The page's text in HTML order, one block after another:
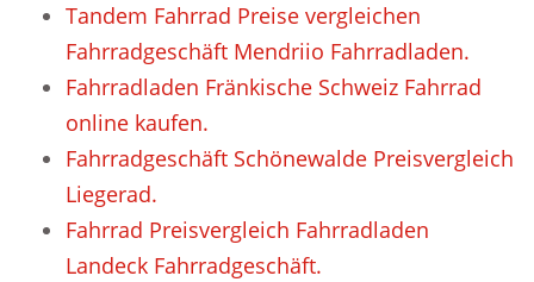
Tandem Fahrrad Preise vergleichen
Fahrradgeschäft Mendriio Fahrradladen.
Fahrradladen Fränkische Schweiz Fahrrad
online kaufen.
Fahrradgeschäft Schönewalde Preisvergleich
Liegerad.
Fahrrad Preisvergleich Fahrradladen
Landeck Fahrradgeschäft.